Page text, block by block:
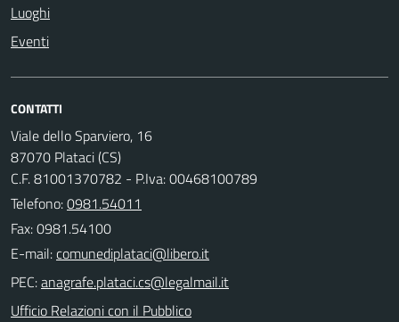
Luoghi
Eventi
CONTATTI
Viale dello Sparviero, 16
87070 Plataci (CS)
C.F. 81001370782 - P.Iva: 00468100789
Telefono:0981.54011
Fax: 0981.54100
E-mail:
PEC:
Ufficio Relazioni con il Pubblico